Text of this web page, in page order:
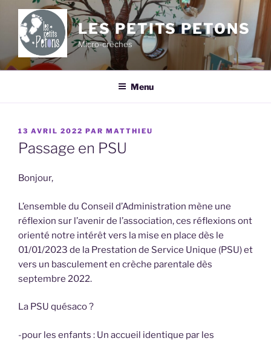
Aller
contenu
principal
LES PETITS PETONS
Micro-crèches
Menu
PUBLIÉ
LE
13 AVRIL 2022 PAR MATTHIEU
Passage en PSU
Bonjour,
L’ensemble du Conseil d’Administration mène une
réflexion sur l’avenir de l’association, ces réflexions ont
orienté notre intérêt vers la mise en place dès le
01/01/2023 de la Prestation de Service Unique (PSU) et
vers un basculement en crèche parentale dès
septembre 2022.
La PSU quésaco ?
-pour les enfants : Un accueil identique par les